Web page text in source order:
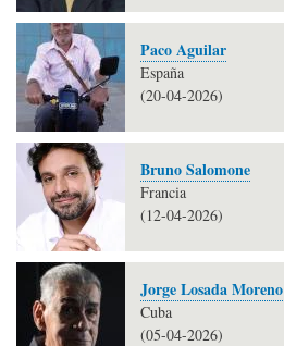
Paco Aguilar
España
(20-04-2026)
Bruno Salomone
Francia
(12-04-2026)
Jorge Losada Moreno
Cuba
(05-04-2026)